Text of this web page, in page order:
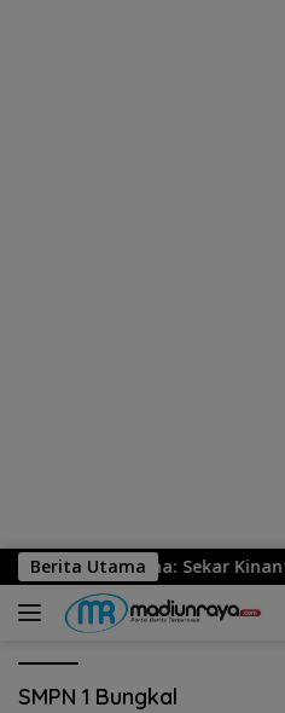
Berita Utama
Menggema: Sekar
SMPN 1 Bungkal